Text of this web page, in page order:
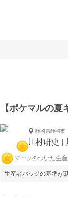
【ポケマルの
静岡県静岡市
川村研史 |
マークのついた生
生産者バッジの基準が